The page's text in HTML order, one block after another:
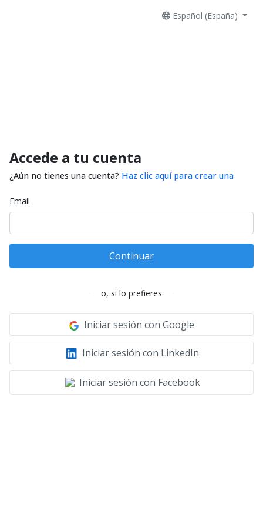
Español (España)
Accede a tu cuenta
¿Aún no tienes una cuenta? Haz clic aquí para crear una
Email
Continuar
o, si lo prefieres
Iniciar sesión con Google
Iniciar sesión con LinkedIn
Iniciar sesión con Facebook